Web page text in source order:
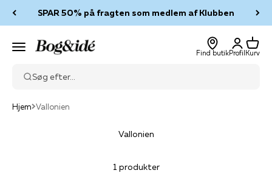
SPAR 50% på fragten som medlem af Klubben
Menu Bog & idé
Find butik
Log ind
Profil
Kurv
Kurv
Søg efter...
Hjem Vallonien
Vallonien
1 produkter